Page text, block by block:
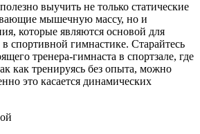
выучить не только статические
мышечную массу, но и
которые являются основой для
спортивной гимнастике. Старайтесь
тренера-гимнаста в спортзале, где
как тренируясь без опыта, можно
это касается динамических